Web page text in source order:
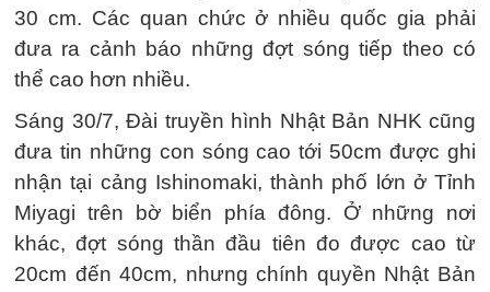
30 cm. Các quan chức ở nhiều quốc gia phải
đưa ra cảnh báo những đợt sóng tiếp theo có
thể cao hơn nhiều.
Sáng 30/7, Đài truyền hình Nhật Bản NHK cũng
đưa tin những con sóng cao tới 50cm được ghi
nhận tại cảng Ishinomaki, thành phố lớn ở Tỉnh
Miyagi trên bờ biển phía đông. Ở những nơi
khác, đợt sóng thần đầu tiên đo được cao từ
20cm đến 40cm, nhưng chính quyền Nhật Bản